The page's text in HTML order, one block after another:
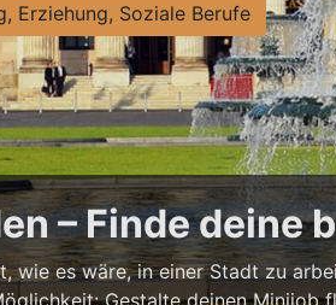
Erziehung, Soziale Berufe
– Finde deine
wie es wäre, in einer Stadt zu